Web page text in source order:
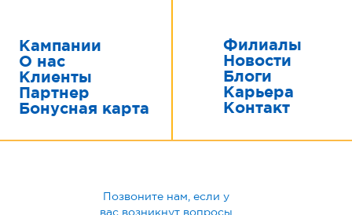
Позвоните нам, если у
вас возникнут вопросы
Кампании
О нас
Клиенты
Партнер
Бонусная карта
Филиалы
Новости
Блоги
Карьера
Контакт